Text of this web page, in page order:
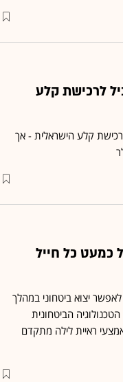
לרכישת קלע
קלע הישראלית - אך
כמעט כל חייל
יצוא ביטחוני במהלך
הביטחונית
תפתח אמצעי ראיית לילה מתקדם